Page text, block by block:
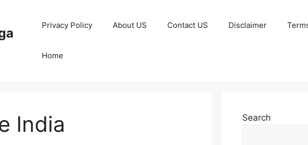
Privacy Policy About US Contact US Disclaimer
Home
India
Search